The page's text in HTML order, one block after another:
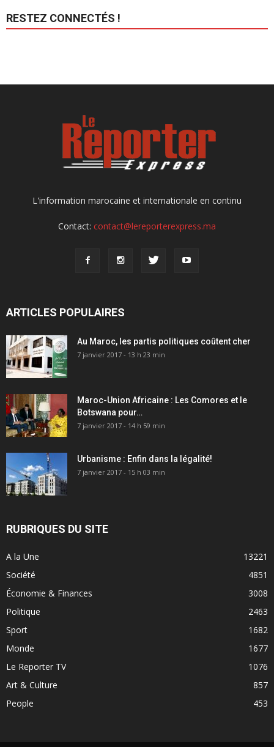
RESTEZ CONNECTÉS !
L'information marocaine et internationale en continu
Contact: contact@lereporterexpress.ma
ARTICLES POPULAIRES
Au Maroc, les partis politiques coûtent cher
7 janvier 2017 - 13 h 23 min
Maroc-Union Africaine : Les Comores et le
Botswana pour…
7 janvier 2017 - 14 h 59 min
Urbanisme : Enfin dans la légalité!
7 janvier 2017 - 15 h 03 min
RUBRIQUES DU SITE
A la Une
13221
Société
4851
Économie & Finances
3008
Politique
2463
Sport
1682
Monde
1677
Le Reporter TV
1076
Art & Culture
857
People
453